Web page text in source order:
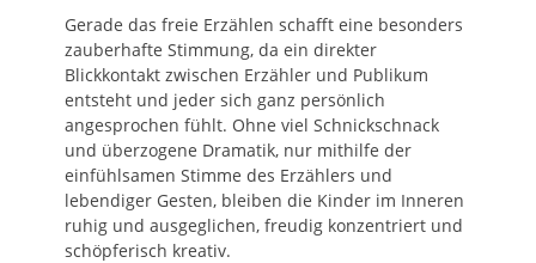
Gerade das freie Erzählen schafft eine besonders
zauberhafte Stimmung, da ein direkter
Blickkontakt zwischen Erzähler und Publikum
entsteht und jeder sich ganz persönlich
angesprochen fühlt. Ohne viel Schnickschnack
und überzogene Dramatik, nur mithilfe der
einfühlsamen Stimme des Erzählers und
lebendiger Gesten, bleiben die Kinder im Inneren
ruhig und ausgeglichen, freudig konzentriert und
schöpferisch kreativ.